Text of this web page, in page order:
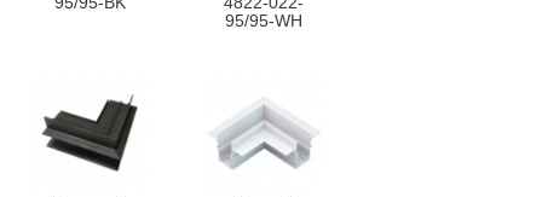
95/95-WH